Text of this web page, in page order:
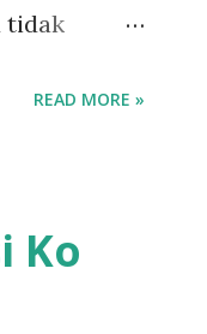
tidak
bagi
READ MORE »
Ko